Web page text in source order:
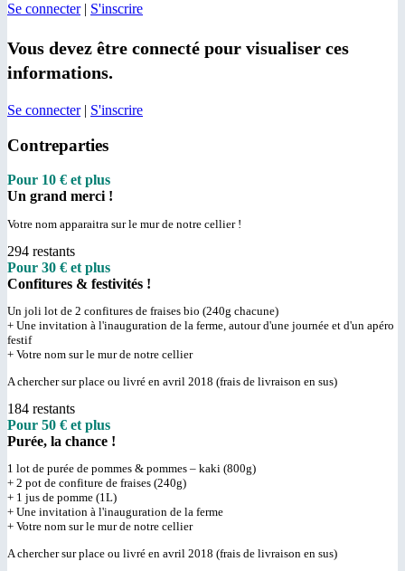
Se connecter| S'inscrire
Vous devez être connecté pour visualiser ces
informations.
Se connecter| S'inscrire
Contreparties
Pour 10 € et plus
Un grand merci !
Votre nom apparaitra sur le mur de notre cellier !
294 restants
Pour 30 € et plus
Confitures & festivités !
Un joli lot de 2 confitures de fraises bio (240g chacune)
+ Une invitation à l'inauguration de la ferme, autour d'une journée et d'un apéro
festif
+ Votre nom sur le mur de notre cellier
A chercher sur place ou livré en avril 2018 (frais de livraison en sus)
184 restants
Pour 50 € et plus
Purée, la chance !
1 lot de purée de pommes & pommes – kaki (800g)
+ 2 pot de confiture de fraises (240g)
+ 1 jus de pomme (1L)
+ Une invitation à l'inauguration de la ferme
+ Votre nom sur le mur de notre cellier
A chercher sur place ou livré en avril 2018 (frais de livraison en sus)